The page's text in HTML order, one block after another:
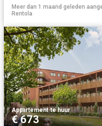
Meer dan 1 maand geleden
Rentola
Appartement·te huur
€ 673